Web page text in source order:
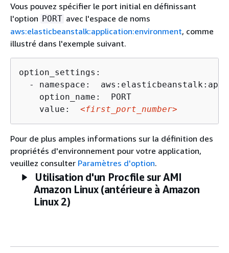
Vous pouvez spécifier le port initial en définissant
l'option PORT avec l'espace de noms
aws:elasticbeanstalk:application:environment, comme
illustré dans l'exemple suivant.
option_settings:
- namespace:
    option_name:  PORT
    value:
<first_port_number>
Pour de plus amples informations sur la définition des
propriétés d'environnement pour votre application,
veuillez consulter Paramètres d'option.
Utilisation d'un Procfile sur AMI
Amazon Linux (antérieure à Amazon
Linux 2)